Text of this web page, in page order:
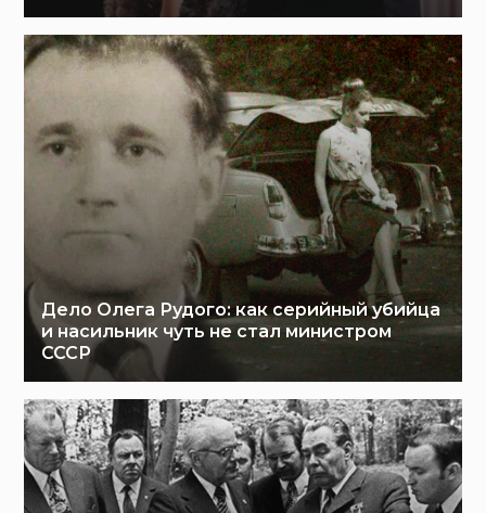
Дело Олега Рудого: как серийный убийца
и насильник чуть не стал министром
СССР